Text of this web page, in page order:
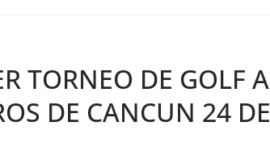
TORNEO DE GOLF A
DE CANCUN 24 DE